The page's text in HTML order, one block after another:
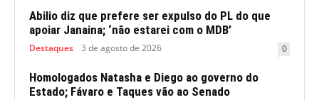
Abilio diz que prefere ser expulso do PL do que
apoiar Janaina; ‘não estarei com o MDB’
Destaques 3 de agosto de 2026 0
Homologados Natasha e Diego ao governo do
Estado; Fávaro e Taques vão ao Senado